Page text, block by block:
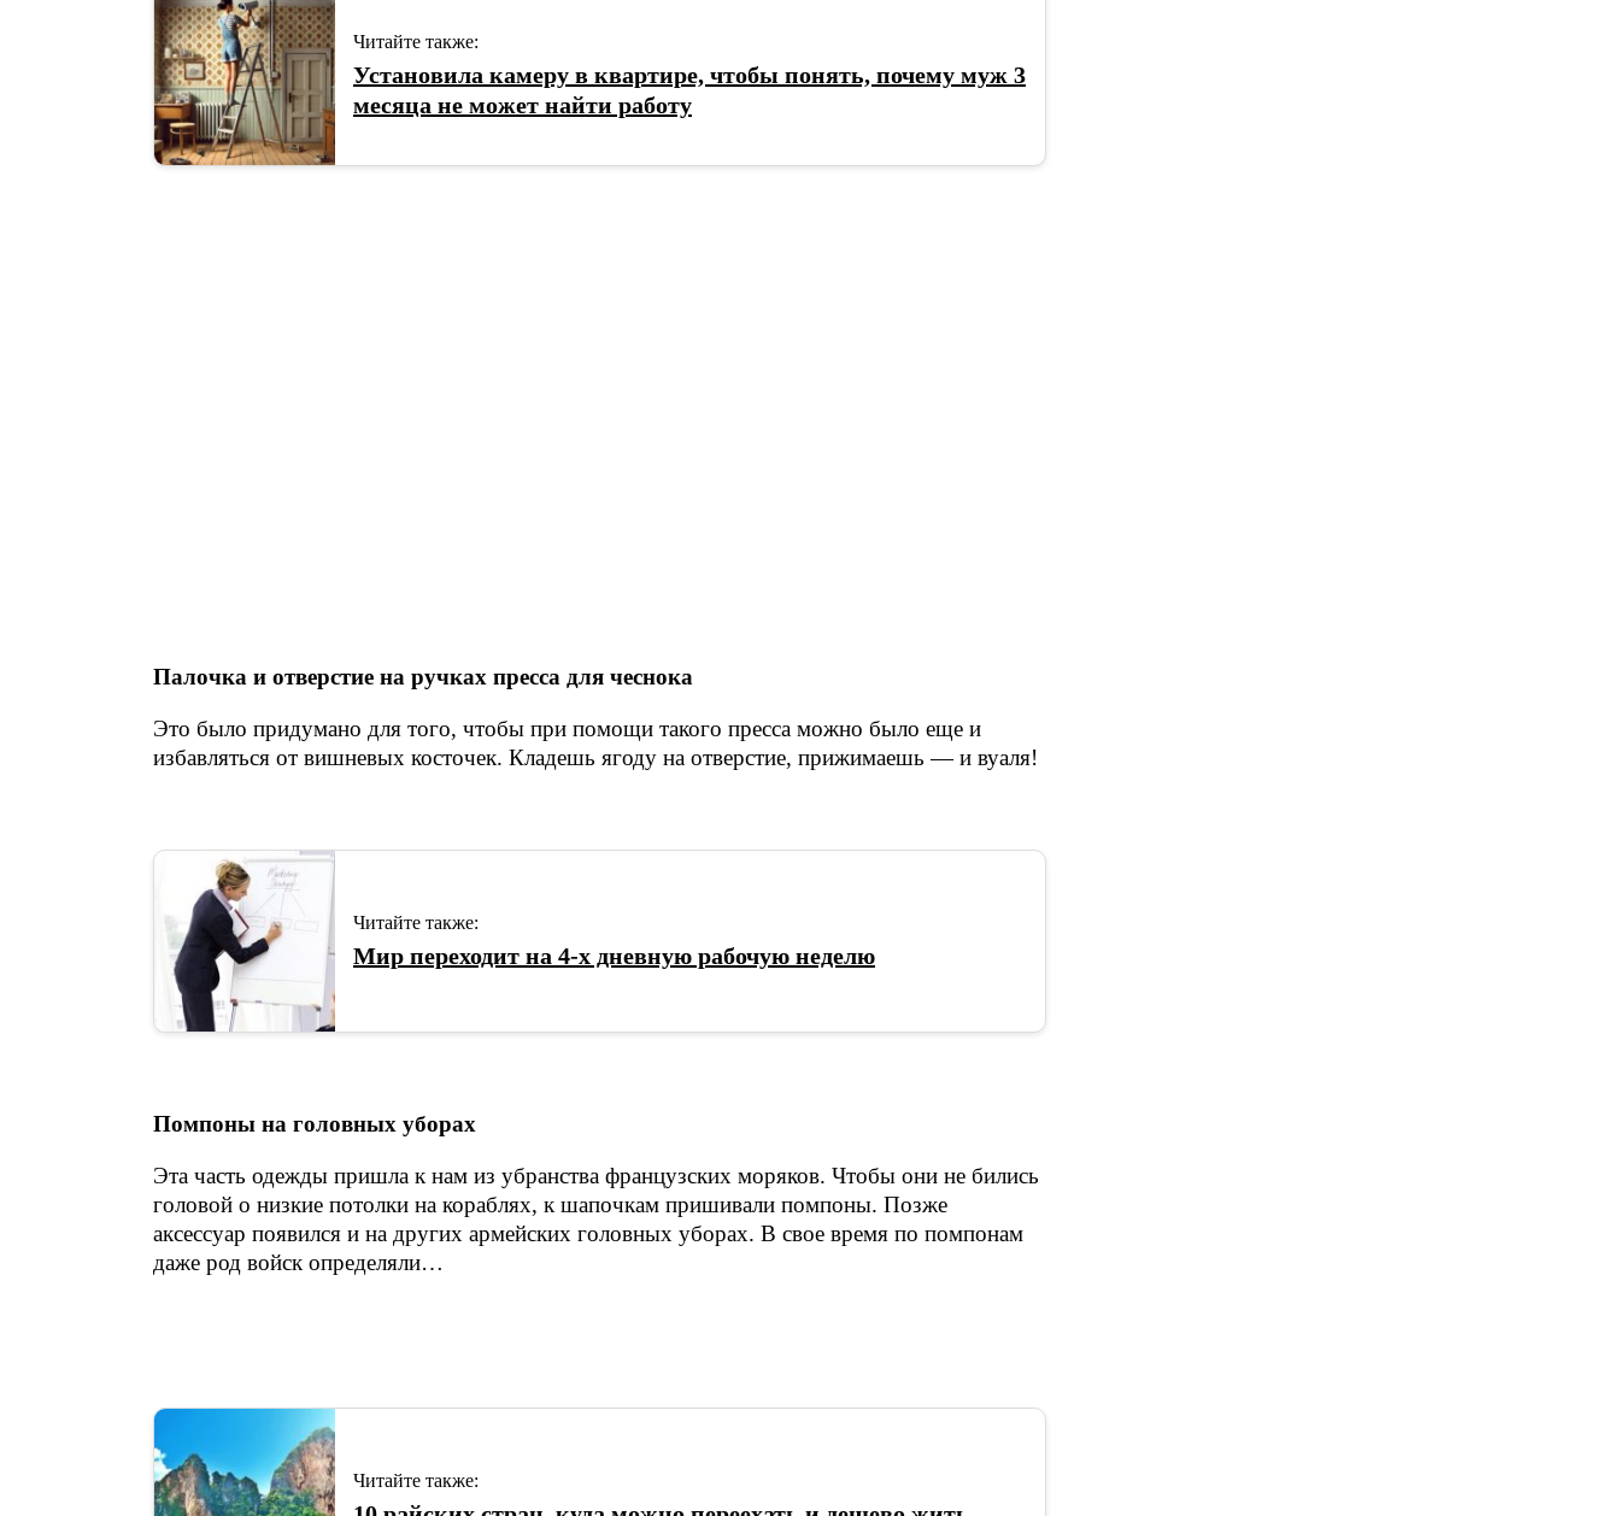
Читайте также:
Установила камеру в квартире, чтобы понять, почему муж 3
месяца не может найти работу
Палочка и отверстие на ручках пресса для чеснока
Это было придумано для того, чтобы при помощи такого пресса можно было еще и
избавляться от вишневых косточек. Кладешь ягоду на отверстие, прижимаешь — и вуаля!
Читайте также:
Мир переходит на 4-х дневную рабочую неделю
Помпоны на головных уборах
Эта часть одежды пришла к нам из убранства французских моряков. Чтобы они не бились
головой о низкие потолки на кораблях, к шапочкам пришивали помпоны. Позже
аксессуар появился и на других армейских головных уборах. В свое время по помпонам
даже род войск определяли…
Читайте также: